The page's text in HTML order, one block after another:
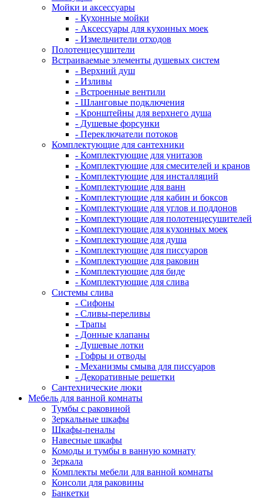
Мойки и аксессуары
- Кухонные мойки
- Аксессуары для кухонных моек
- Измельчители отходов
Полотенцесушители
Встраиваемые элементы душевых систем
- Верхний душ
- Изливы
- Встроенные вентили
- Шланговые подключения
- Кронштейны для верхнего душа
- Душевые форсунки
- Переключатели потоков
Комплектующие для сантехники
- Комплектующие для унитазов
- Комплектующие для смесителей и кранов
- Комплектующие для инсталляций
- Комплектующие для ванн
- Комплектующие для кабин и боксов
- Комплектующие для углов и поддонов
- Комплектующие для полотенцесушителей
- Комплектующие для кухонных моек
- Комплектующие для душа
- Комплектующие для писсуаров
- Комплектующие для раковин
- Комплектующие для биде
- Комплектующие для слива
Системы слива
- Сифоны
- Сливы-переливы
- Трапы
- Донные клапаны
- Душевые лотки
- Гофры и отводы
- Механизмы смыва для писсуаров
- Декоративные решетки
Сантехнические люки
Мебель для ванной комнаты
Тумбы с раковиной
Зеркальные шкафы
Шкафы-пеналы
Навесные шкафы
Комоды и тумбы в ванную комнату
Зеркала
Комплекты мебели для ванной комнаты
Консоли для раковины
Банкетки